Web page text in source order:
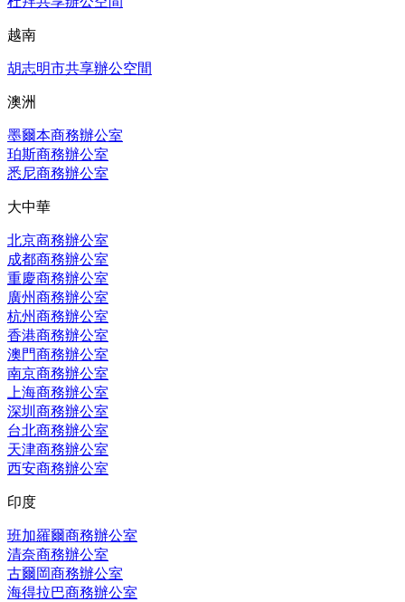
越南
胡志明市共享辦公空間
澳洲
墨爾本商務辦公室
珀斯商務辦公室
悉尼商務辦公室
大中華
北京商務辦公室
成都商務辦公室
重慶商務辦公室
廣州商務辦公室
杭州商務辦公室
香港商務辦公室
澳門商務辦公室
南京商務辦公室
上海商務辦公室
深圳商務辦公室
台北商務辦公室
天津商務辦公室
西安商務辦公室
印度
班加羅爾商務辦公室
清奈商務辦公室
古爾岡商務辦公室
海得拉巴商務辦公室